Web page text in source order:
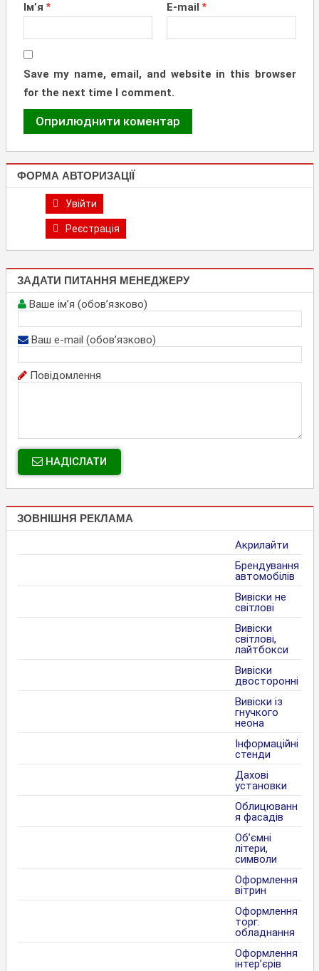
Ім’я * E-mail *
Save my name, email, and website in this browser
for the next time I comment.
ФОРМА АВТОРИЗАЦІЇ
Увійти
Реєстрація
ЗАДАТИ ПИТАННЯ МЕНЕДЖЕРУ
Ваше ім’я (обов’язково)
Ваш e-mail (обов’язково)
Повідомлення
НАДІСЛАТИ
ЗОВНІШНЯ РЕКЛАМА
Акрилайти
Брендування
автомобілів
Вивіски не
світлові
Вивіски
світлові,
лайтбокси
Вивіски
двосторонні
Вивіски із
гнучкого
неона
Інформаційні
стенди
Дахові
установки
Облицюванн
я фасадів
Об’ємні
літери,
символи
Оформлення
вітрин
Оформлення
торг.
обладнання
Оформлення
інтер’єрів